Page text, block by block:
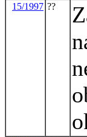
15/1997 ??